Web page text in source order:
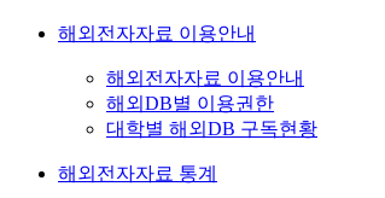
해외전자자료 이용안내
해외전자자료 이용안내
해외DB별 이용권한
대학별 해외DB 구독현황
해외전자자료 통계